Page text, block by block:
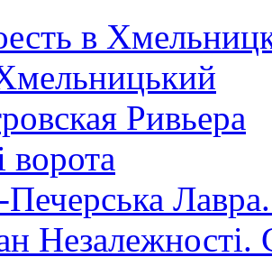
в
Ривьера
ворота
Печерська
Незалежності.